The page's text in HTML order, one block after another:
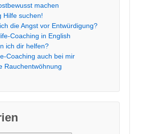
machen
Hilfe suchen!
die Angst vor Entwürdigung?
Coaching in English
ich dir helfen?
Coaching auch bei mir
Rauchentwöhnung